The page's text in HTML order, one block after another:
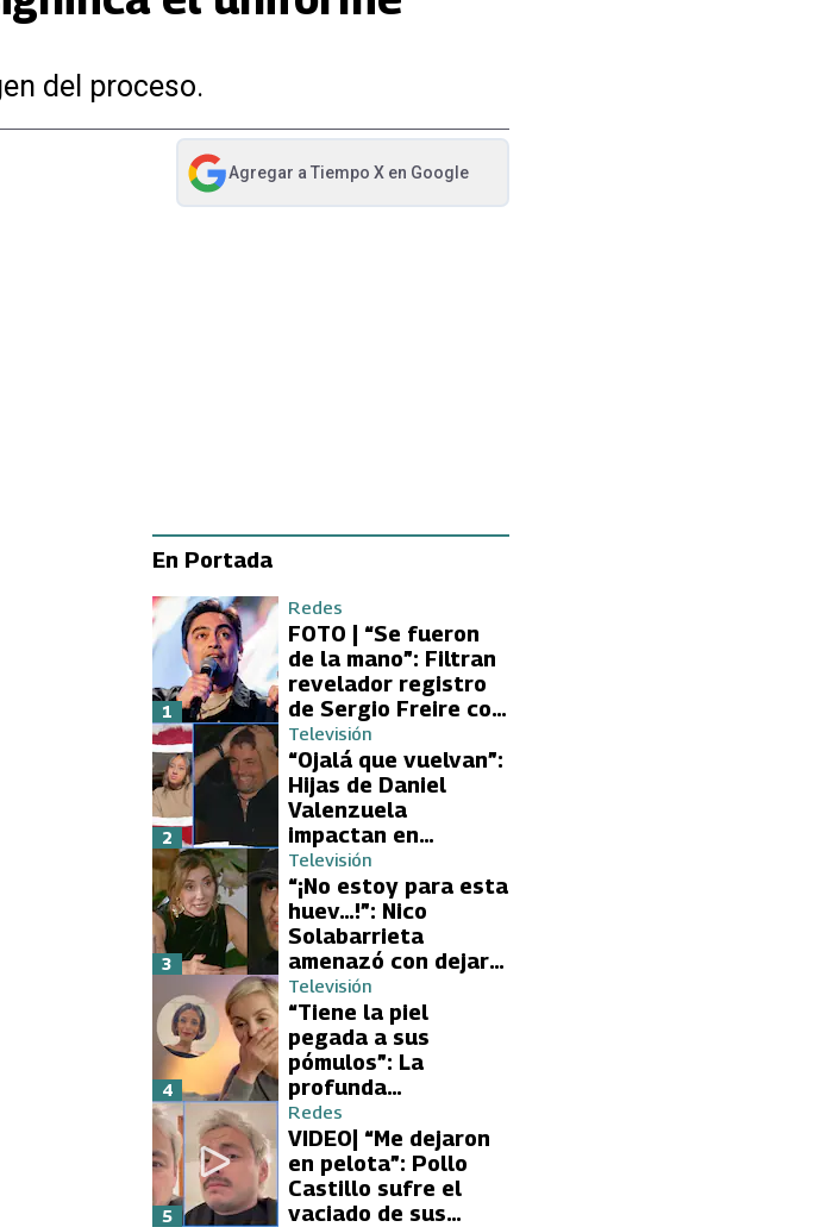
del proceso.
Agregar a Tiempo Xen Google
abre en nueva pestaña
En Portada
Redes
FOTO | “Se fueron
de la mano”: Filtran
revelador registro
de Sergio Freire con
supuesta nueva
conquista
1
Televisión
“Ojalá que vuelvan”:
Hijas de Daniel
Valenzuela
impactan en
Volverías con tu Ex
2 con directa
petición a su papá
sobre Yamila Reyna
2
Televisión
“¡No estoy para esta
huev…!”: Nico
Solabarrieta
amenazó con dejar
Volverías con tu Ex
tras encontrón con
Carmen Gloria
Arroyo
3
Televisión
“Tiene la piel
pegada a sus
pómulos”: La
profunda
preocupación de
Fran García-
Huidobro por la
extrema delgadez
de Kathy Orellana
4
Redes
VIDEO| “Me dejaron
en pelota”: Pollo
Castillo sufre el
vaciado de sus
5